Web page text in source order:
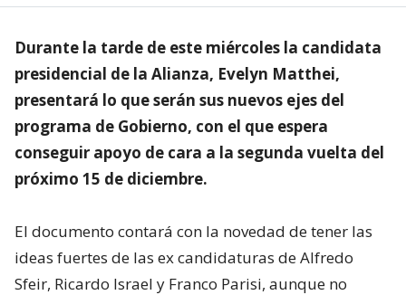
Durante la tarde de este miércoles la candidata
presidencial de la Alianza, Evelyn Matthei,
presentará lo que serán sus nuevos ejes del
programa de Gobierno, con el que espera
conseguir apoyo de cara a la segunda vuelta del
próximo 15 de diciembre.
El documento contará con la novedad de tener las
ideas fuertes de las ex candidaturas de Alfredo
Sfeir, Ricardo Israel y Franco Parisi, aunque no